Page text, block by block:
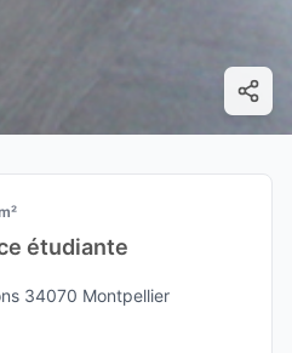
étudiante
34070 Montpellier